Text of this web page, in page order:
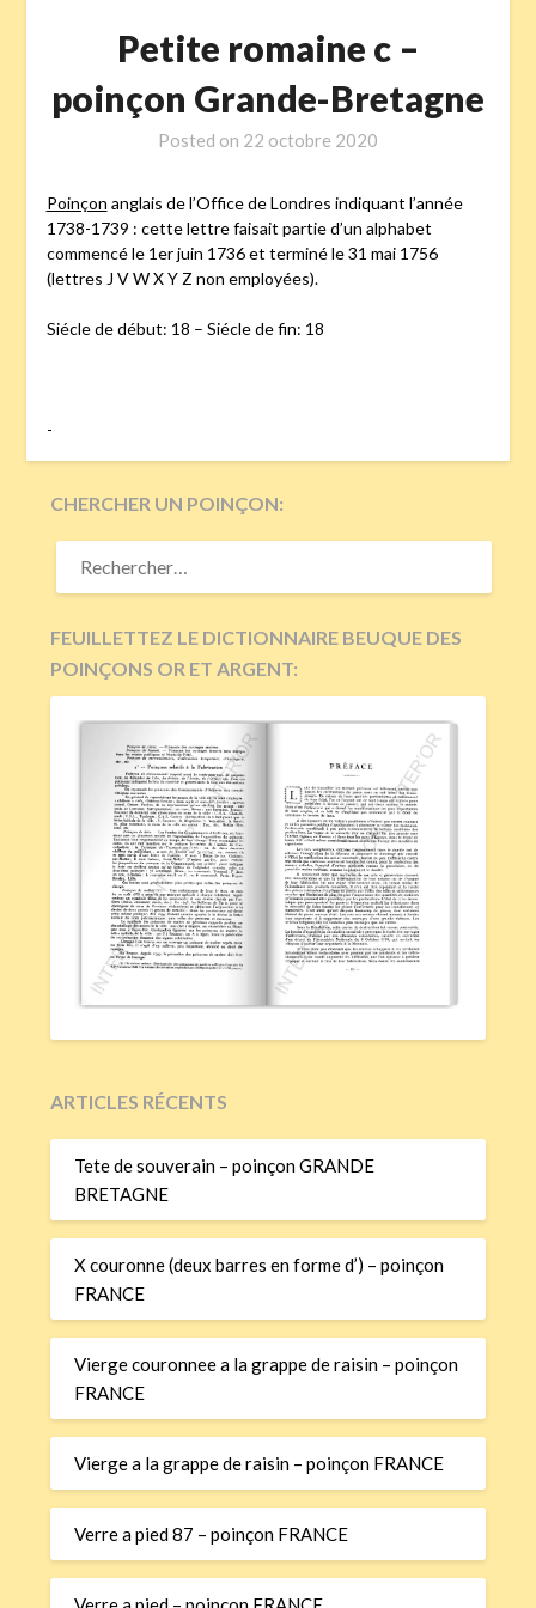
Petite romaine c –
poinçon Grande-Bretagne
Posted on 22 octobre 2020
Poinçon anglais de l’Office de Londres indiquant l’année
1738-1739 : cette lettre faisait partie d’un alphabet
commencé le 1er juin 1736 et terminé le 31 mai 1756
(lettres J V W X Y Z non employées).
Siécle de début: 18 – Siécle de fin: 18
-
CHERCHER UN POINÇON:
RECHERCHER :
FEUILLETTEZ LE DICTIONNAIRE BEUQUE DES
POINÇONS OR ET ARGENT:
ARTICLES RÉCENTS
Tete de souverain – poinçon GRANDE
BRETAGNE
X couronne (deux barres en forme d’) – poinçon
FRANCE
Vierge couronnee a la grappe de raisin – poinçon
FRANCE
Vierge a la grappe de raisin – poinçon FRANCE
Verre a pied 87 – poinçon FRANCE